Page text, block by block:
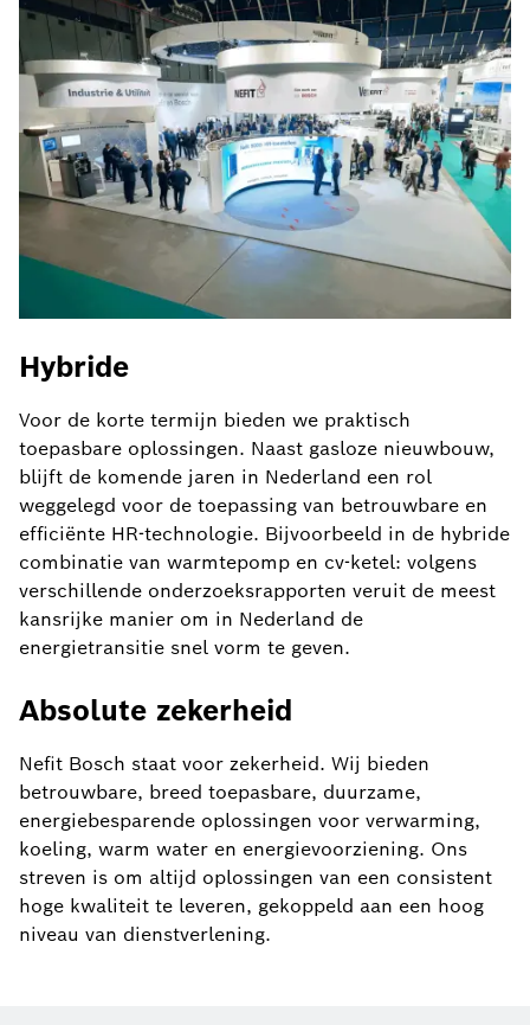
Hybride
Voor de korte termijn bieden we praktisch
toepasbare oplossingen. Naast gasloze nieuwbouw,
blijft de komende jaren in Nederland een rol
weggelegd voor de toepassing van betrouwbare en
efficiënte HR-technologie. Bijvoorbeeld in de hybride
combinatie van warmtepomp en cv-ketel: volgens
verschillende onderzoeksrapporten veruit de meest
kansrijke manier om in Nederland de
energietransitie snel vorm te geven.
Absolute zekerheid
Nefit Bosch staat voor zekerheid. Wij bieden
betrouwbare, breed toepasbare, duurzame,
energiebesparende oplossingen voor verwarming,
koeling, warm water en energievoorziening. Ons
streven is om altijd oplossingen van een consistent
hoge kwaliteit te leveren, gekoppeld aan een hoog
niveau van dienstverlening.